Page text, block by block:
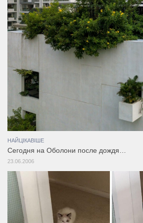
НАЙЦІКАВІШЕ
Сегодня на Оболони после дождя…
23.06.2006